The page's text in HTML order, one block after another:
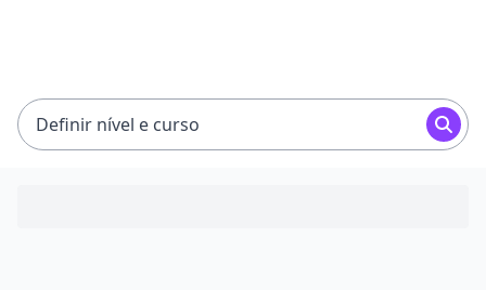
Definir nível e curso